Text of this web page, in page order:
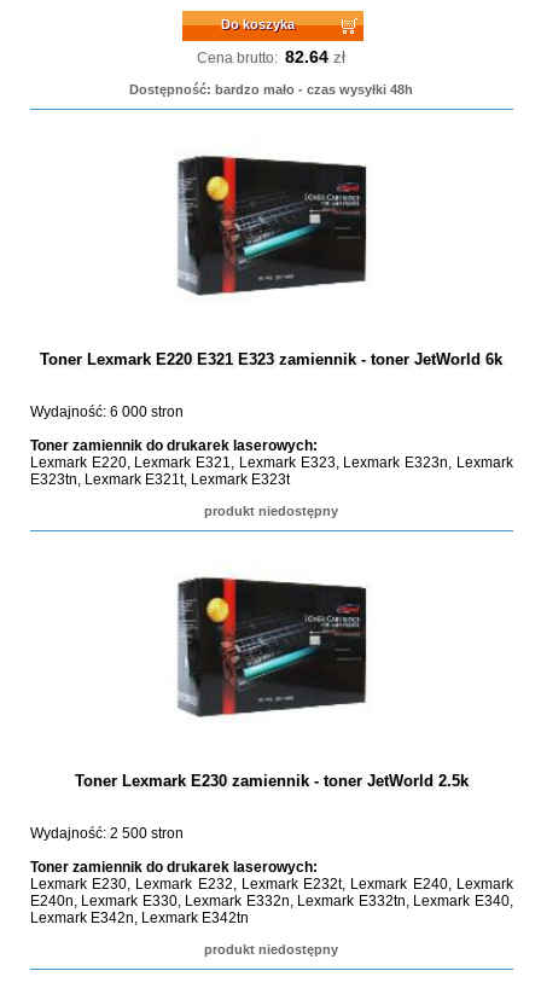
Do koszyka
Cena brutto: 82.64 zł
Dostępność: bardzo mało - czas wysyłki 48h
Toner Lexmark E220 E321 E323 zamiennik - toner JetWorld 6k
Wydajność: 6 000 stron
Toner zamiennik do drukarek laserowych:
Lexmark E220, Lexmark E321, Lexmark E323, Lexmark E323n, Lexmark
E323tn, Lexmark E321t, Lexmark E323t
produkt niedostępny
Toner Lexmark E230 zamiennik - toner JetWorld 2.5k
Wydajność: 2 500 stron
Toner zamiennik do drukarek laserowych:
Lexmark E230, Lexmark E232, Lexmark E232t, Lexmark E240, Lexmark
E240n, Lexmark E330, Lexmark E332n, Lexmark E332tn, Lexmark E340,
Lexmark E342n, Lexmark E342tn
produkt niedostępny